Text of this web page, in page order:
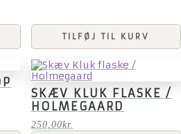
TILFØJ TIL KURV
SKÆV KLUK FLASKE /
HOLMEGAARD
250,00kr.